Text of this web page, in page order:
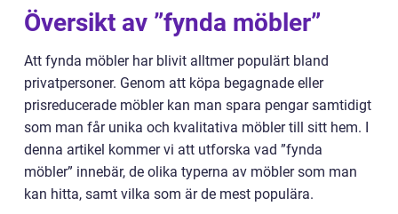
Översikt av ”fynda möbler”
Att fynda möbler har blivit alltmer populärt bland
privatpersoner. Genom att köpa begagnade eller
prisreducerade möbler kan man spara pengar samtidigt
som man får unika och kvalitativa möbler till sitt hem. I
denna artikel kommer vi att utforska vad ”fynda
möbler” innebär, de olika typerna av möbler som man
kan hitta, samt vilka som är de mest populära.